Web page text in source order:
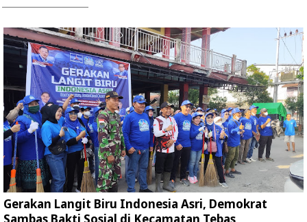
Gerakan Langit Biru Indonesia Asri, Demokrat
Sambas Bakti Sosial di Kecamatan Tebas